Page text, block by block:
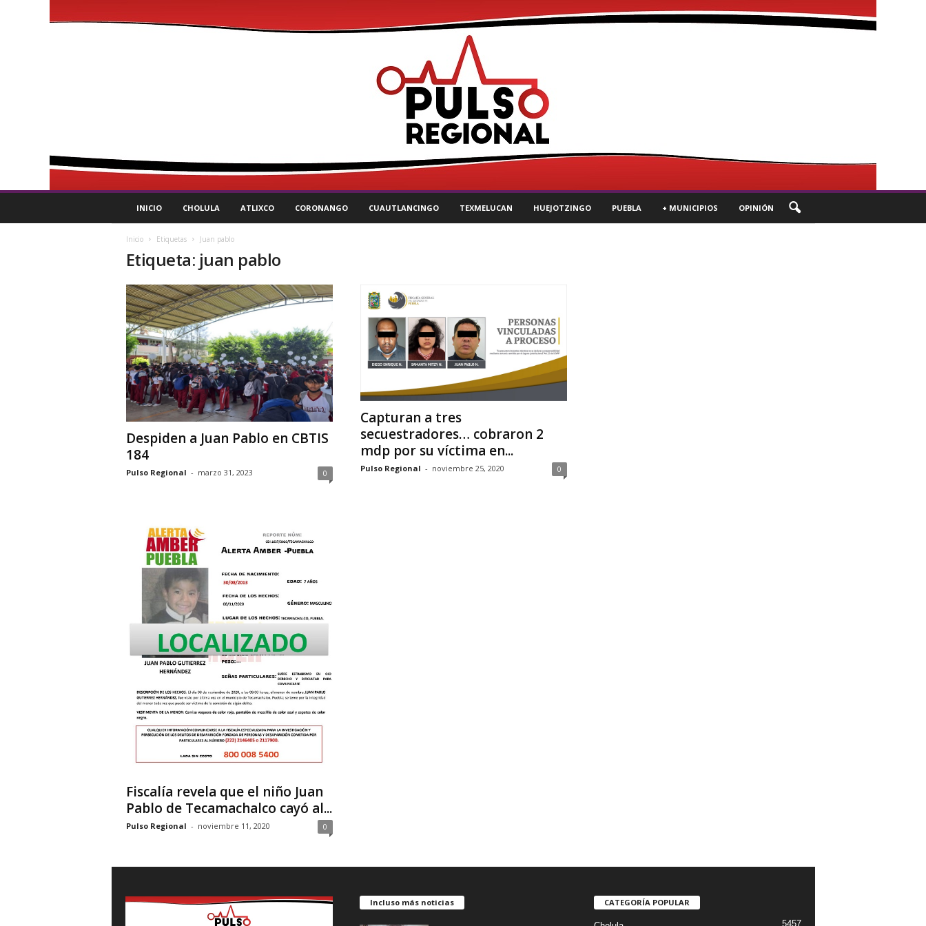
l
INICIO CHOLULA ATLIXCO CORONANGO CUAUTLANCINGO TEXMELUCAN HUEJOTZINGO PUEBLA + MUNICIPIOS OPINIÓN
Inicio Etiquetas Juan pablo
Etiqueta: juan pablo
Despiden a Juan Pablo en CBTIS
184
Pulso Regional - marzo 31, 2023 0
Capturan a tres
secuestradores… cobraron 2
mdp por su víctima en...
Pulso Regional - noviembre 25, 2020 0
Fiscalía revela que el niño Juan
Pablo de Tecamachalco cayó al...
Pulso Regional - noviembre 11, 2020 0
Incluso más noticias CATEGORÍA POPULAR
5457